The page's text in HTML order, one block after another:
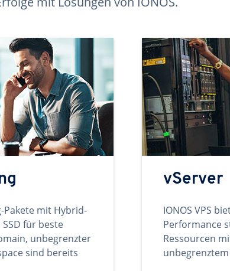
Pakete mit Hybrid-
für beste
unbegrenzter
sind bereits
vServer
IONOS VPS
Performance
Ressourcen